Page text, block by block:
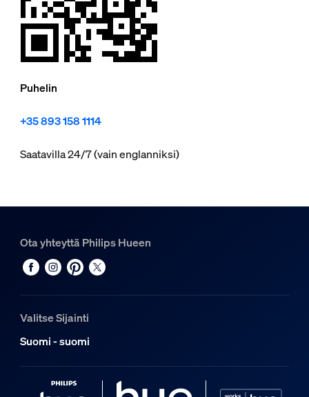
Puhelin
+35 893 158 1114
Saatavilla 24/7 (vain englanniksi)
Ota yhteyttä Philips Hueen
Valitse Sijainti
Suomi - suomi